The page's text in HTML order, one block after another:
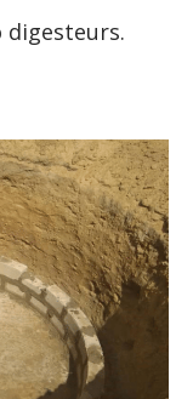
digesteurs.